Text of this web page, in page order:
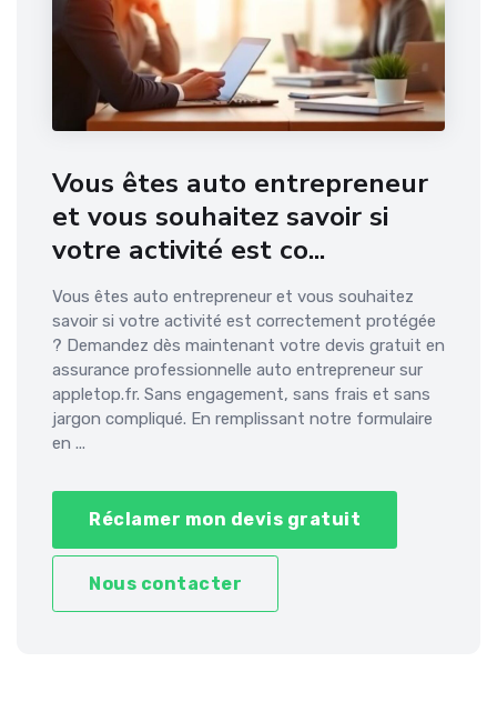
Vous êtes auto entrepreneur
et vous souhaitez savoir si
votre activité est co...
Vous êtes auto entrepreneur et vous souhaitez
savoir si votre activité est correctement protégée
? Demandez dès maintenant votre devis gratuit en
assurance professionnelle auto entrepreneur sur
appletop.fr. Sans engagement, sans frais et sans
jargon compliqué. En remplissant notre formulaire
en ...
Réclamer mon devis gratuit
Nous contacter